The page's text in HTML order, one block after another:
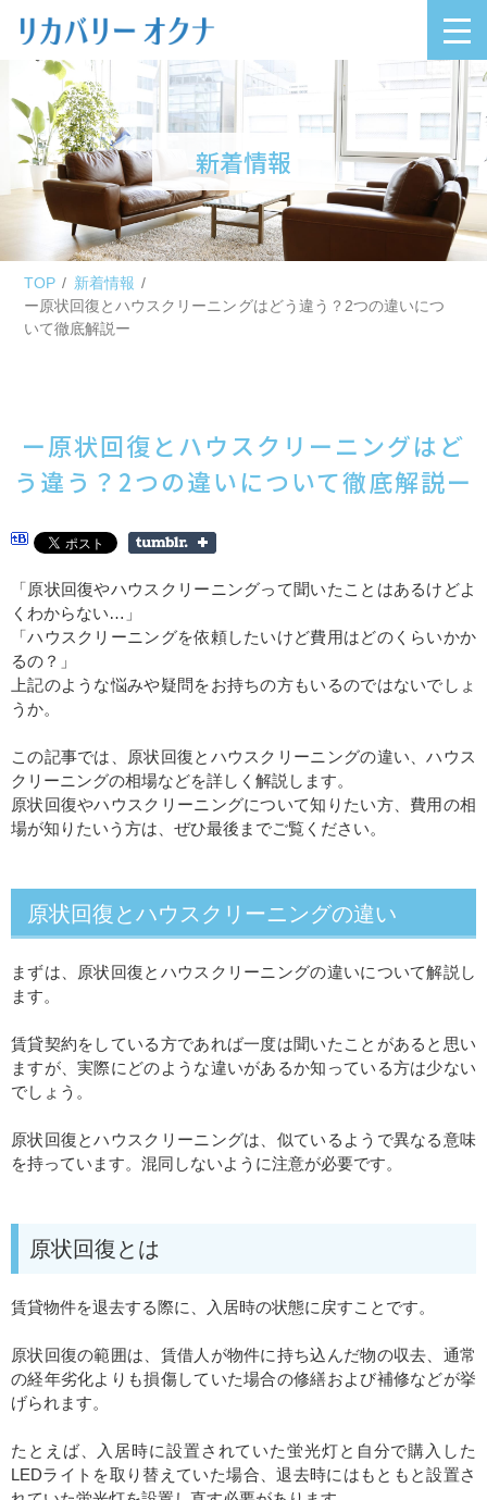
新着情報
TOP
新着情報
ー原状回復とハウスクリーニングはどう違う？2つの違いにつ
いて徹底解説ー
ー原状回復とハウスクリーニングはど
う違う？2つの違いについて徹底解説ー
「原状回復やハウスクリーニングって聞いたことはあるけどよ
くわからない…」
「ハウスクリーニングを依頼したいけど費用はどのくらいかか
るの？」
上記のような悩みや疑問をお持ちの方もいるのではないでしょ
うか。
この記事では、原状回復とハウスクリーニングの違い、ハウス
クリーニングの相場などを詳しく解説します。
原状回復やハウスクリーニングについて知りたい方、費用の相
場が知りたいう方は、ぜひ最後までご覧ください。
原状回復とハウスクリーニングの違い
まずは、原状回復とハウスクリーニングの違いについて解説し
ます。
賃貸契約をしている方であれば一度は聞いたことがあると思い
ますが、実際にどのような違いがあるか知っている方は少ない
でしょう。
原状回復とハウスクリーニングは、似ているようで異なる意味
を持っています。 混同しないように注意が必要です。
原状回復とは
賃貸物件を退去する際に、入居時の状態に戻すことです。
原状回復の範囲は、賃借人が物件に持ち込んだ物の収去、通常
の経年劣化よりも損傷していた場合の修繕および補修などが挙
げられます。
たとえば、入居時に設置されていた蛍光灯と自分で購入した
LEDライトを取り替えていた場合、退去時にはもともと設置さ